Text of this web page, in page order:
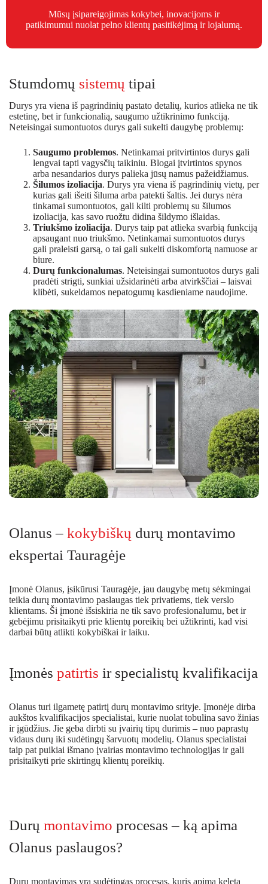
Mūsų įsipareigojimas kokybei, inovacijoms ir
patikimumui nuolat pelno klientų pasitikėjimą ir lojalumą.
Stumdomų sistemų tipai
Durys yra viena iš pagrindinių pastato detalių, kurios atlieka ne tik
estetinę, bet ir funkcionalią, saugumo užtikrinimo funkciją.
Neteisingai sumontuotos durys gali sukelti daugybę problemų:
Saugumo problemos. Netinkamai pritvirtintos durys gali
lengvai tapti vagysčių taikiniu. Blogai įtvirtintos spynos
arba nesandarios durys palieka jūsų namus pažeidžiamus.
Šilumos izoliacija. Durys yra viena iš pagrindinių vietų, per
kurias gali išeiti šiluma arba patekti šaltis. Jei durys nėra
tinkamai sumontuotos, gali kilti problemų su šilumos
izoliacija, kas savo ruožtu didina šildymo išlaidas.
Triukšmo izoliacija. Durys taip pat atlieka svarbią funkciją
apsaugant nuo triukšmo. Netinkamai sumontuotos durys
gali praleisti garsą, o tai gali sukelti diskomfortą namuose ar
biure.
Durų funkcionalumas. Neteisingai sumontuotos durys gali
pradėti strigti, sunkiai užsidarinėti arba atvirkščiai – laisvai
klibėti, sukeldamos nepatogumų kasdieniame naudojime.
Olanus – kokybiškų durų montavimo
ekspertai Tauragėje
Įmonė Olanus, įsikūrusi Tauragėje, jau daugybę metų sėkmingai
teikia durų montavimo paslaugas tiek privatiems, tiek verslo
klientams. Ši įmonė išsiskiria ne tik savo profesionalumu, bet ir
gebėjimu prisitaikyti prie klientų poreikių bei užtikrinti, kad visi
darbai būtų atlikti kokybiškai ir laiku.
Įmonės patirtis ir specialistų kvalifikacija
Olanus turi ilgametę patirtį durų montavimo srityje. Įmonėje dirba
aukštos kvalifikacijos specialistai, kurie nuolat tobulina savo žinias
ir įgūdžius. Jie geba dirbti su įvairių tipų durimis – nuo paprastų
vidaus durų iki sudėtingų šarvuotų modelių. Olanus specialistai
taip pat puikiai išmano įvairias montavimo technologijas ir gali
prisitaikyti prie skirtingų klientų poreikių.
Durų montavimo procesas – ką apima
Olanus paslaugos?
Durų montavimas yra sudėtingas procesas, kuris apima keletą